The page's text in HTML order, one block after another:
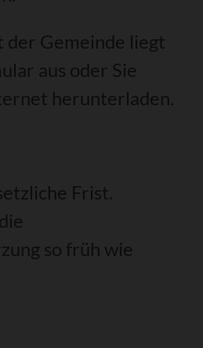
der Gemeinde liegt
aus oder Sie
herunterladen.
Frist.
so früh wie